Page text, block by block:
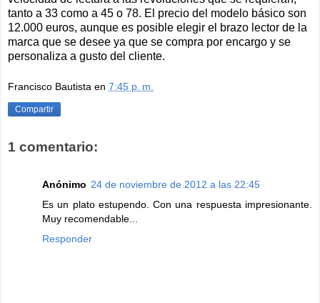
tanto a 33 como a 45 o 78. El precio del modelo básico son
12.000 euros, aunque es posible elegir el brazo lector de la
marca que se desee ya que se compra por encargo y se
personaliza a gusto del cliente.
Francisco Bautista en 7:45 p. m.
Compartir
1 comentario:
Anónimo 24 de noviembre de 2012 a las 22:45
Es un plato estupendo. Con una respuesta impresionante.
Muy recomendable...
Responder